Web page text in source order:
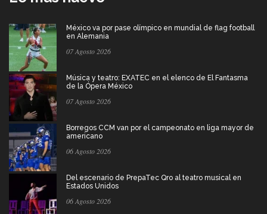
México va por pase olímpico en mundial de flag football
en Alemania
07 Agosto 2026
Música y teatro: EXATEC en el elenco de El Fantasma
de la Ópera México
07 Agosto 2026
Borregos CCM van por el campeonato en liga mayor de
americano
06 Agosto 2026
Del escenario de PrepaTec Qro al teatro musical en
Estados Unidos
06 Agosto 2026